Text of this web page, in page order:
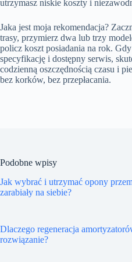
utrzymasz niskie koszty i
Jaka jest moja rekomendacja?
trasy, przymierz dwa lub trzy
policz koszt posiadania na rok.
specyfikację i dostępny serwis,
codzienną oszczędnością czasu i
bez korków, bez przepłacania.
Podobne wpisy
Jak wybrać i utrzymać opony
zarabiały na siebie?
Dlaczego regeneracja
rozwiązanie?